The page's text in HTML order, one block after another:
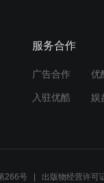
服务合作
广告合作 优
入驻优酷 娱
266号 出版物经营许可